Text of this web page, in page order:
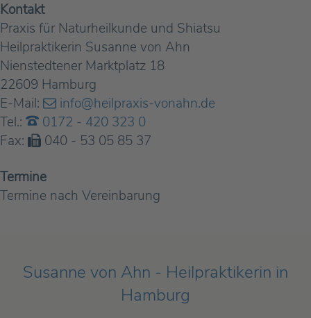
Kontakt
Praxis für Naturheilkunde und Shiatsu
Heilpraktikerin Susanne von Ahn
Nienstedtener Marktplatz 18
22609 Hamburg
E-Mail:
info@heilpraxis-vonahn.de
Tel.:
0172 - 420 323 0
Fax:
040 - 53 05 85 37
Termine
Termine nach Vereinbarung
Susanne von Ahn - Heilpraktikerin in
Hamburg